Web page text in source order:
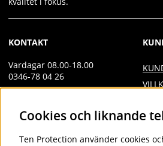
KONTAKT
Vardagar 08.00-18.00
0346-78 04 26
info@tenprotection.com
Order
DOC
Cookies och liknande
Ten Protection använder cookies